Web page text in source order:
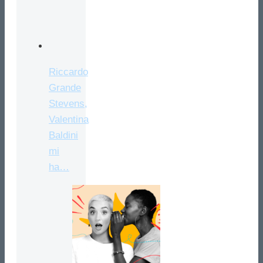
Riccardo
Grande
Stevens,
Valentina
Baldini
mi
ha…